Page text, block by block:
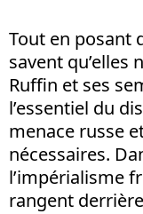
Tout en posant
savent qu’elles
Ruffin et ses
l’essentiel du
menace russe
nécessaires.
l’impérialisme
rangent